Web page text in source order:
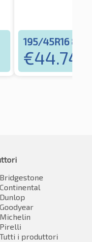
195/45R16 84V
€44.74
Bridgestone
Continental
Dunlop
Goodyear
Michelin
Pirelli
Tutti i produttori